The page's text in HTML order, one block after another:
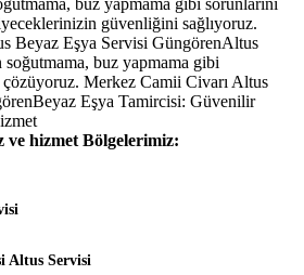
buz yapmama gibi sorunlarını
güvenliğini sağlıyoruz.
Beyaz Eşya Servisi GüngörenAltus
buz yapmama gibi
çözüyoruz. Merkez Camii Civarı Altus
Eşya Tamircisi: Güvenilir
ve hizmet Bölgelerimiz:
Altus Servisi